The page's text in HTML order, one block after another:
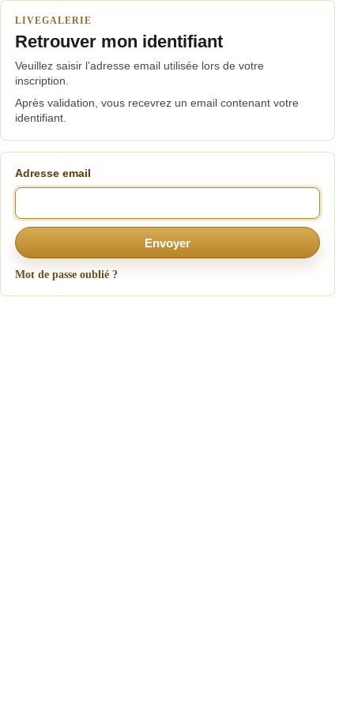
LIVEGALERIE
Retrouver mon identifiant
Veuillez saisir l’adresse email utilisée lors de votre
inscription.
Après validation, vous recevrez un email contenant votre
identifiant.
Adresse email
Envoyer
Mot de passe oublié ?